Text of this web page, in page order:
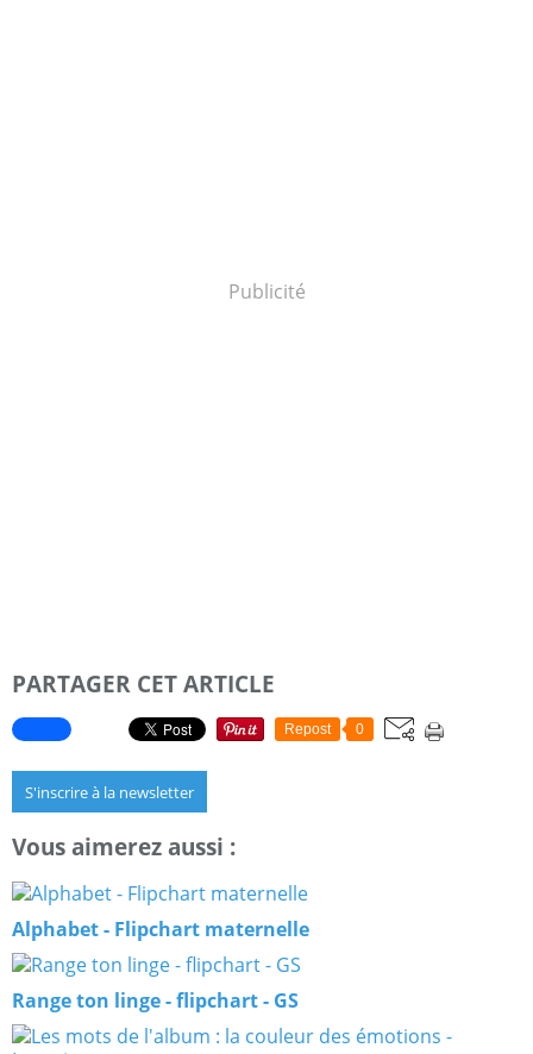
Publicité
PARTAGER CET ARTICLE
Repost 0
S'inscrire à la newsletter
Vous aimerez aussi :
Alphabet - Flipchart maternelle
Range ton linge - flipchart - GS